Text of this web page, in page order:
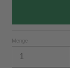
Menge